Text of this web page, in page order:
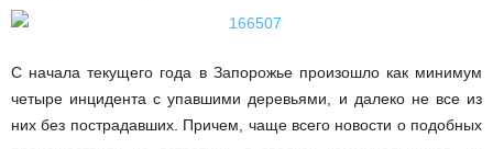
С начала текущего года в Запорожье произошло как минимум
четыре инцидента с упавшими деревьями, и далеко не все из
них без пострадавших. Причем, чаще всего новости о подобных